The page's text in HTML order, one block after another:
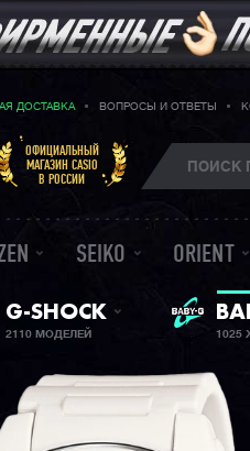
ДОСТАВКА ВОПРОСЫ И ОТВЕТЫ
ОФИЦИАЛЬНЫЙ
МАГАЗИН CASIO
В РОССИИ
SEIKO ORIENT
G-SHOCK
2110 МОДЕЛЕЙ 1025